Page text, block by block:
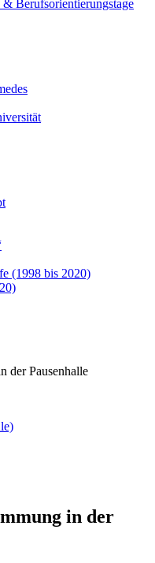
Berufsorientierungstage
(1998 bis 2020)
der Pausenhalle
in der